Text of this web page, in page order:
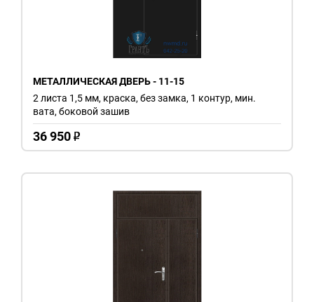
МЕТАЛЛИЧЕСКАЯ ДВЕРЬ - 11-15
36 950 o
2 листа 1,5 мм, краска, без замка, 1 контур, мин.
вата, боковой зашив